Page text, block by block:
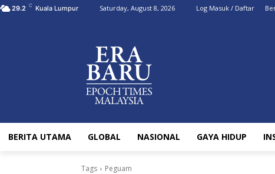
29.2 C Kuala Lumpur Saturday, August 8, 2026 Log Masuk / Daftar
BERITA UTAMA GLOBAL NASIONAL GAYA HIDUP
Tags Peguam